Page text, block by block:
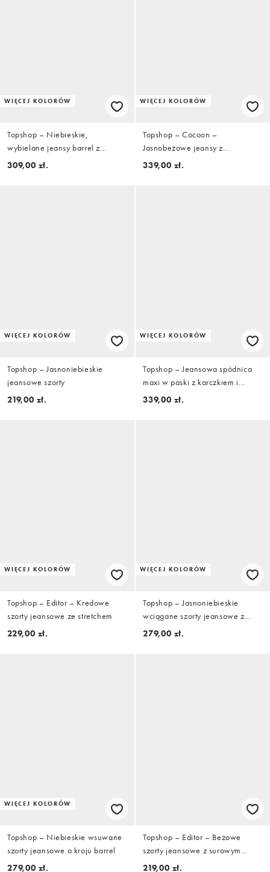
WIĘCEJ KOLORÓW
Topshop – Niebieskie,
wybielane jeansy barrel z
krótszymi nogawkami i średnim
309,00 zł.
WIĘCEJ KOLORÓW
Topshop – Cocoon –
Jasnobeżowe jeansy z
baryłkowymi nogawkami i
339,00 zł.
WIĘCEJ KOLORÓW
Topshop – Jasnoniebieskie
jeansowe szorty
219,00 zł.
WIĘCEJ KOLORÓW
Topshop – Jeansowa spódnica
maxi w paski z karczkiem i
zakładkami
339,00 zł.
WIĘCEJ KOLORÓW
Topshop – Editor – Kredowe
szorty jeansowe ze stretchem
229,00 zł.
WIĘCEJ KOLORÓW
Topshop – Jasnoniebieskie
wciągane szorty jeansowe z
baryłkowymi nogawkami
279,00 zł.
WIĘCEJ KOLORÓW
Topshop – Niebieskie wsuwane
szorty jeansowe o kroju barrel
279,00 zł.
Topshop – Editor – Beżowe
szorty jeansowe z surowym
wykończeniem
219,00 zł.